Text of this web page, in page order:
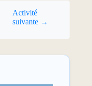
Activité
suivante →